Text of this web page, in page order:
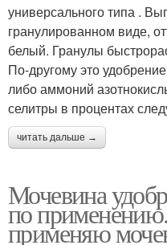
универсального типа .
гранулированном виде,
белый. Гранулы
По-другому это
либо аммоний
селитры в процентах
читать дальше →
Мочевина
по
применяю